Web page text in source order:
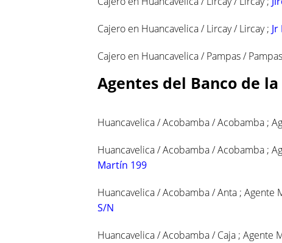
Cajero en Huancavelica / Lircay / Lircay ;
Cajero en Huancavelica / Pampas /
Agentes del Banco de
Huancavelica / Acobamba / Acobamba ;
Huancavelica / Acobamba / Acobamba ;
Martín 199
Huancavelica / Acobamba / Anta ; Agente
S/N
Huancavelica / Acobamba / Caja ; Agente